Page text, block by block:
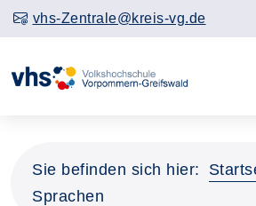
vhs-Zentrale@kreis-vg.de
Sie befinden sich hier:
Sprachen